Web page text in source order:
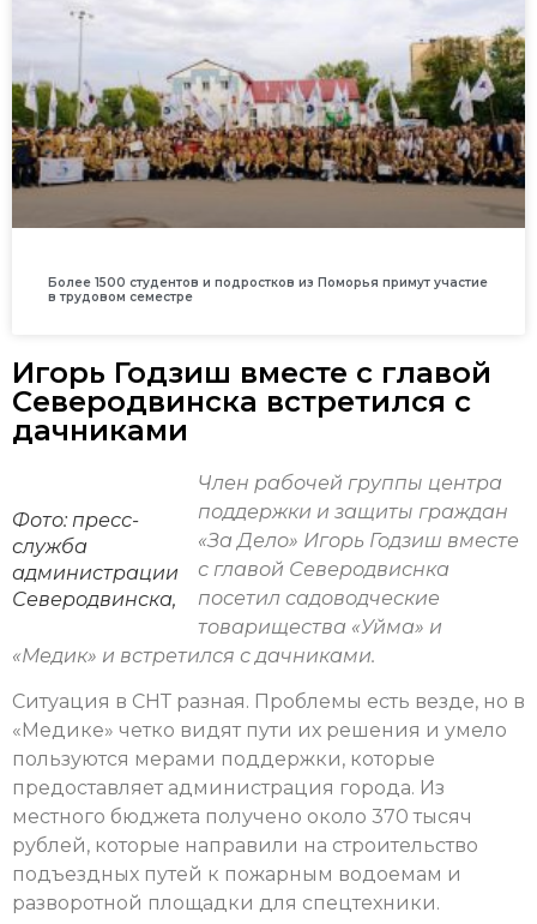
Более 1500 студентов и подростков из Поморья примут участие
в трудовом семестре
Игорь Годзиш вместе с главой
Северодвинска встретился с
дачниками
Фото: пресс-
служба
администрации
Северодвинска,
Член рабочей группы центра
поддержки и защиты граждан
«За Дело» Игорь Годзиш вместе
с главой Северодвиснка
посетил садоводческие
товарищества «Уйма» и
«Медик» и встретился с дачниками.
Ситуация в СНТ разная. Проблемы есть везде, но в
«Медике» четко видят пути их решения и умело
пользуются мерами поддержки, которые
предоставляет администрация города. Из
местного бюджета получено около 370 тысяч
рублей, которые направили на строительство
подъездных путей к пожарным водоемам и
разворотной площадки для спецтехники.